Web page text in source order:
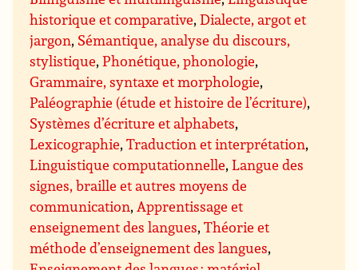
historique et comparative,Dialecte, argot et
jargon, Sémantique, analyse du discours,
stylistique,Phonétique, phonologie,
Grammaire, syntaxe et morphologie,
Paléographie (étude et histoire de l’écriture),
Systèmes d’écriture et alphabets,
Lexicographie,Traduction et interprétation,
Linguistique computationnelle,Langue des
signes, braille et autres moyens de
communication,Apprentissage et
enseignement des langues,Théorie et
méthode d’enseignement des langues,